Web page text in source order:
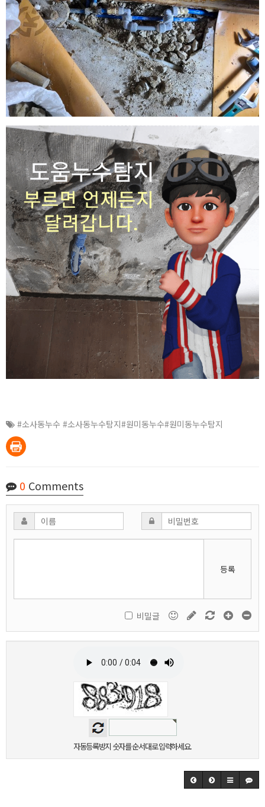
#소사동누수 #소사동누수탐지#원미동누수#원미동누수탐지
0 Comments
등록
비밀글
자동등록방지 숫자를 순서대로 입력하세요.